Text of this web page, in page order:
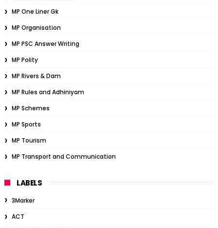
MP One Liner Gk
MP Organisation
MP PSC Answer Writing
MP Polity
MP Rivers & Dam
MP Rules and Adhiniyam
MP Schemes
MP Sports
MP Tourism
MP Transport and Communication
LABELS
3Marker
ACT